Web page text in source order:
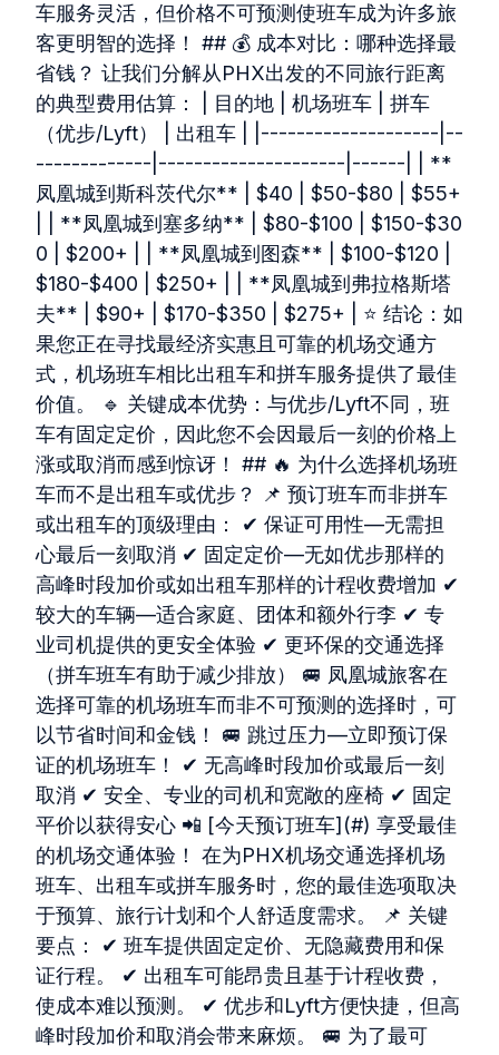
车服务灵活，但价格不可预测使班车成为许多旅
客更明智的选择！ ## 💰 成本对比：哪种选择最
省钱？ 让我们分解从PHX出发的不同旅行距离
的典型费用估算： | 目的地 | 机场班车 | 拼车
（优步/Lyft） | 出租车 | |--------------------|--
-------------|---------------------|------| | **
凤凰城到斯科茨代尔** | $40 | $50-$80 | $55+
| | **凤凰城到塞多纳** | $80-$100 | $150-$30
0 | $200+ | | **凤凰城到图森** | $100-$120 |
$180-$400 | $250+ | | **凤凰城到弗拉格斯塔
夫** | $90+ | $170-$350 | $275+ | ⭐ 结论：如
果您正在寻找最经济实惠且可靠的机场交通方
式，机场班车相比出租车和拼车服务提供了最佳
价值。 🔹 关键成本优势：与优步/Lyft不同，班
车有固定定价，因此您不会因最后一刻的价格上
涨或取消而感到惊讶！ ## 🔥 为什么选择机场班
车而不是出租车或优步？ 📌 预订班车而非拼车
或出租车的顶级理由： ✔ 保证可用性—无需担
心最后一刻取消 ✔ 固定定价—无如优步那样的
高峰时段加价或如出租车那样的计程收费增加 ✔
较大的车辆—适合家庭、团体和额外行李 ✔ 专
业司机提供的更安全体验 ✔ 更环保的交通选择
（拼车班车有助于减少排放） 🚐 凤凰城旅客在
选择可靠的机场班车而非不可预测的选择时，可
以节省时间和金钱！ 🚐 跳过压力—立即预订保
证的机场班车！ ✔ 无高峰时段加价或最后一刻
取消 ✔ 安全、专业的司机和宽敞的座椅 ✔ 固定
平价以获得安心 📲 [今天预订班车](#) 享受最佳
的机场交通体验！ 在为PHX机场交通选择机场
班车、出租车或拼车服务时，您的最佳选项取决
于预算、旅行计划和个人舒适度需求。 📌 关键
要点： ✔ 班车提供固定定价、无隐藏费用和保
证行程。 ✔ 出租车可能昂贵且基于计程收费，
使成本难以预测。 ✔ 优步和Lyft方便快捷，但高
峰时段加价和取消会带来麻烦。 🚐 为了最可